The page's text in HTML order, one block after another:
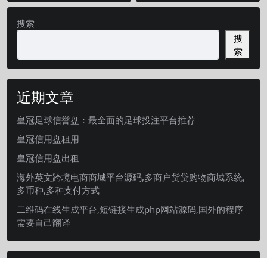
搜索
搜
索
近期文章
皇冠足球信誉盘：最全面的足球投注平台推荐
皇冠信用盘租用
皇冠信用盘出租
海外英文跨境电商商城平台源码,多商户货贷购物商城系统,
多币种,多种支付方式
二维码在线生成平台,短链接生成php网站源码,国外的程序
需要自己翻译